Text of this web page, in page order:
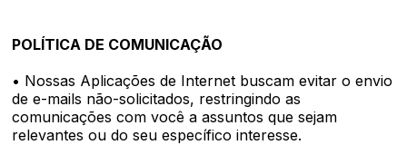
POLÍTICA DE COMUNICAÇÃO
• Nossas Aplicações de Internet buscam evitar o envio
de e-mails não-solicitados, restringindo as
comunicações com você a assuntos que sejam
relevantes ou do seu específico interesse.